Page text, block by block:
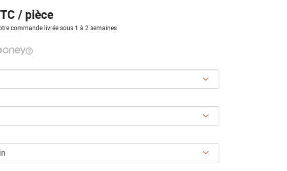
/ pièce
commande livrée sous 1 à 2 semaines